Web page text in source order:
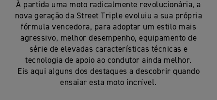
À partida uma moto radicalmente revolucionária, a
nova geração da Street Triple evoluiu a sua própria
fórmula vencedora, para adoptar um estilo mais
agressivo, melhor desempenho, equipamento de
série de elevadas características técnicas e
tecnologia de apoio ao condutor ainda melhor.
Eis aqui alguns dos destaques a descobrir quando
ensaiar esta moto incrível.